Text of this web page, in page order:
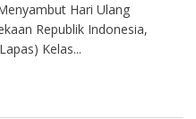
Hari Ulang
Republik Indonesia,
Kelas...